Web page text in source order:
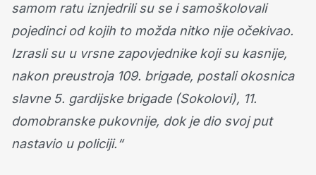
samom ratu iznjedrili su se i samoškolovali
pojedinci od kojih to možda nitko nije očekivao.
Izrasli su u vrsne zapovjednike koji su kasnije,
nakon preustroja 109. brigade, postali okosnica
slavne 5. gardijske brigade (Sokolovi), 11.
domobranske pukovnije, dok je dio svoj put
nastavio u policiji.“